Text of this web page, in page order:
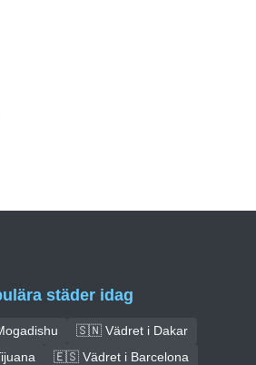
städer idag
🇸🇳 Vädret i Dakar
🇪🇸 Vädret i Barcelona